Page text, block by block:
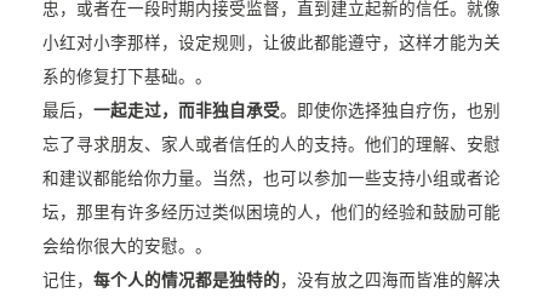
忠，或者在一段时期内接受监督，直到建立起新的信任。就像
小红对小李那样，设定规则，让彼此都能遵守，这样才能为关
系的修复打下基础。。
最后， 一起走过，而非独自承受。即使你选择独自疗伤，也别
忘了寻求朋友、家人或者信任的人的支持。他们的理解、安慰
和建议都能给你力量。当然，也可以参加一些支持小组或者论
坛，那里有许多经历过类似困境的人，他们的经验和鼓励可能
会给你很大的安慰。。
记住， 每个人的情况都是独特的，没有放之四海而皆准的解决